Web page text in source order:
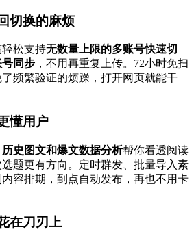
切换的麻烦
松支持无数量上限的多账号快速切
号同步 ，不用再重复上传。72小时免扫
频繁验证的烦躁，打开网页就能干
懂用户
历史图文和爆文数据分析帮你看透阅读
题更有方向。定时群发、批量导入素
容排期，到点自动发布，再也不用卡
在刀刃上